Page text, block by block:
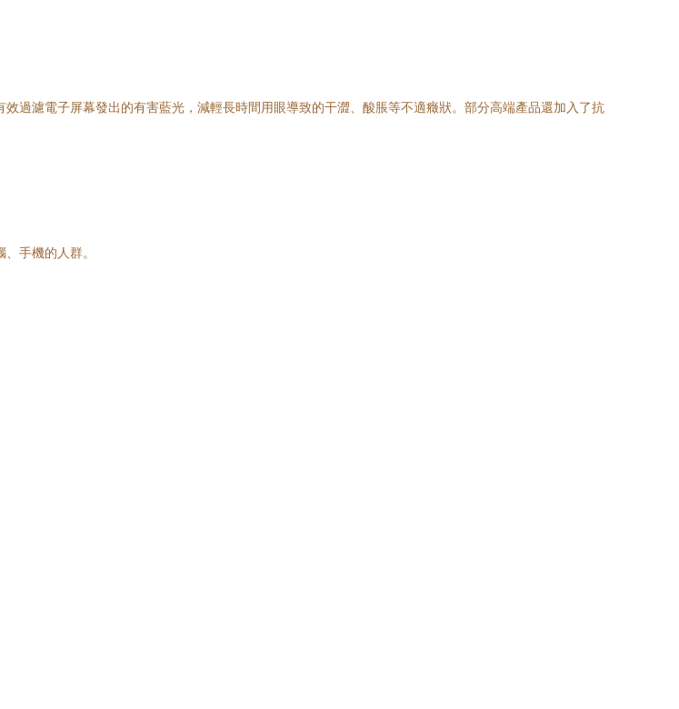
過濾電子屏幕發出的有害藍光，減輕長時間用眼導致的干澀、酸脹等不適癥狀。部分高端產品還加入了抗
手機的人群。